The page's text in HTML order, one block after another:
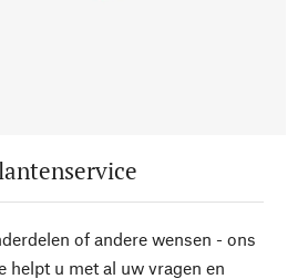
of andere wensen - ons
helpt u met al uw vragen en